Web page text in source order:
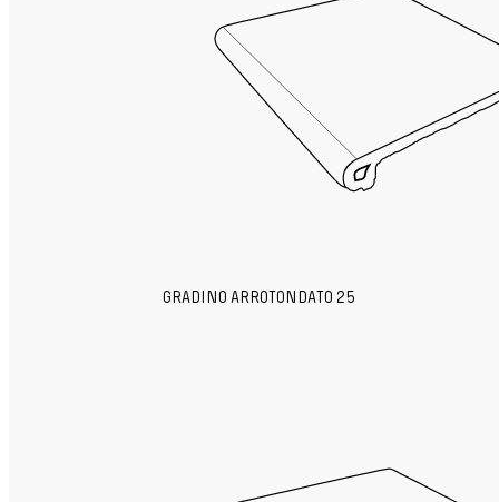
GRADINO ARROTONDATO 25